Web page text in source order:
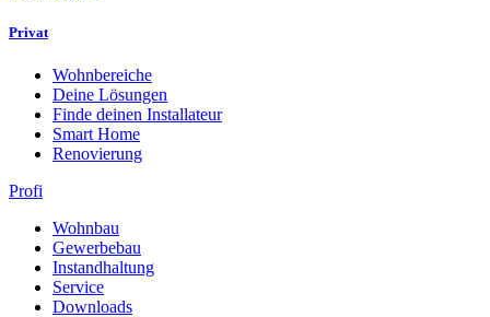
Privat
Wohnbereiche
Deine Lösungen
Finde deinen Installateur
Smart Home
Renovierung
Profi
Wohnbau
Gewerbebau
Instandhaltung
Service
Downloads